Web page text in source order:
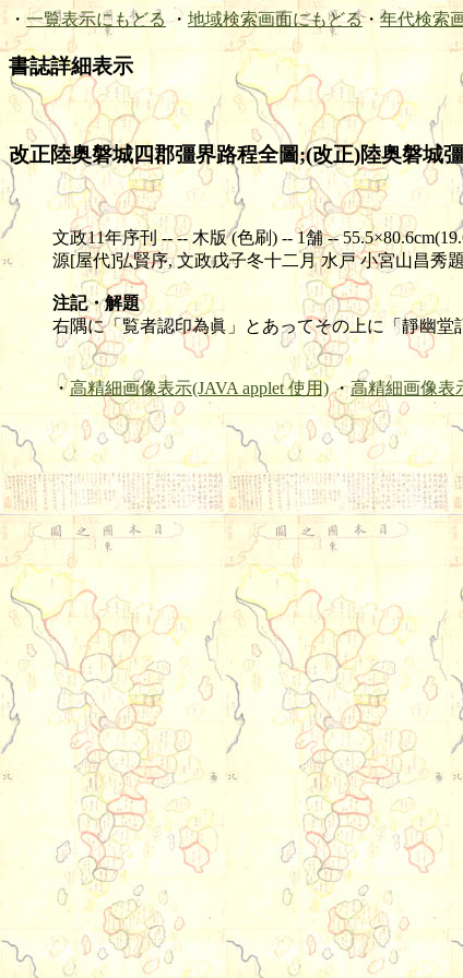
・ 一覧表示にもどる ・ 地域検索画面にもどる・ 年代検索
書誌詳細表示
改正陸奥磐城四郡彊界路程全圖;(改正)陸奥磐城
文政11年序刊 -- -- 木版 (色刷) -- 1舗 --
源[屋代]弘賢序, 文政戊子冬十二月 水戸 小宮山昌秀
注記・解題
右隅に「覧者認印為眞」とあってその上に「靜幽堂
・高精細画像表示(JAVA applet 使用)・高精細画像表